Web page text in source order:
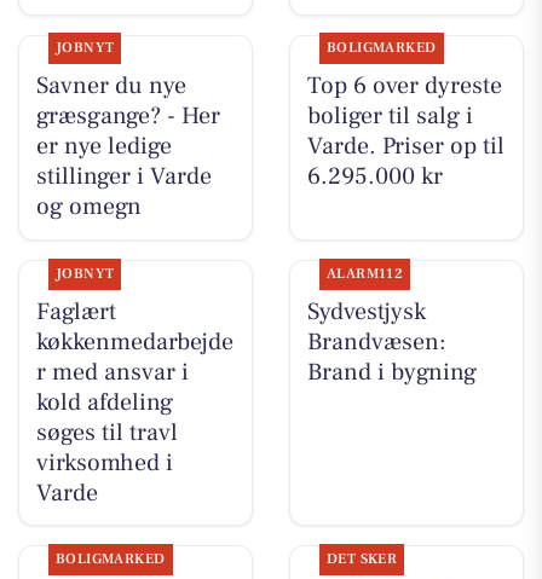
JOBNYT
Savner du nye
græsgange? - Her
er nye ledige
stillinger i Varde
og omegn
BOLIGMARKED
Top 6 over dyreste
boliger til salg i
Varde. Priser op til
6.295.000 kr
JOBNYT
Faglært
køkkenmedarbejde
r med ansvar i
kold afdeling
søges til travl
virksomhed i
Varde
ALARM112
Sydvestjysk
Brandvæsen:
Brand i bygning
BOLIGMARKED DET SKER